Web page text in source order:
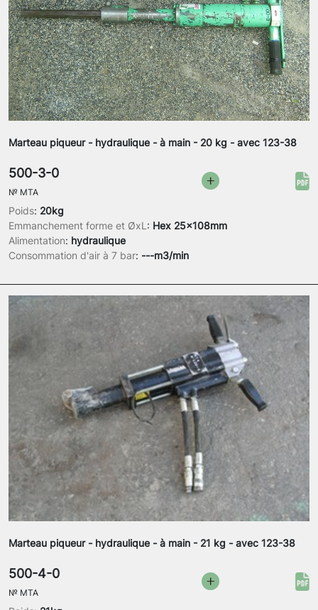
Marteau piqueur - hydraulique - à main - 20 kg - avec 123-38
Poids: 20kg
Emmanchement forme et ØxL : Hex 25x108mm
Alimentation: hydraulique
Consommation d'air à 7 bar: ---m3/min
500-3-0
№ MTA
Marteau piqueur - hydraulique - à main - 21 kg - avec 123-38
500-4-0
№ MTA